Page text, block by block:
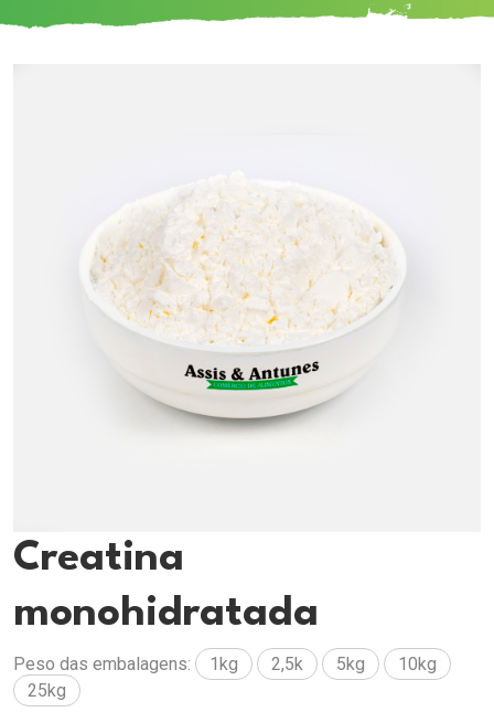
Creatina
monohidratada
Peso das embalagens: 1kg 2,5k 5kg
10kg
25kg